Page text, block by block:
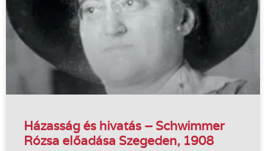
Házasság és hivatás – Schwimmer
Rózsa előadása Szegeden, 1908